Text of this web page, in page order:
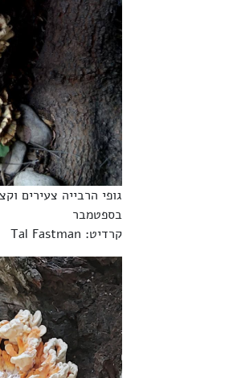
גופי הרבייה צעירים
בספטמבר
קרדיט: Tal Fastman